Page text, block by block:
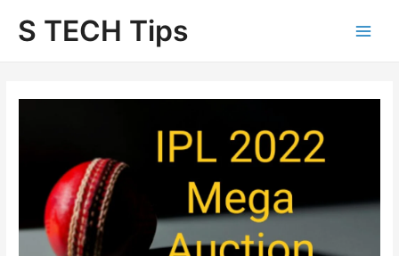
contentS TECH Tips